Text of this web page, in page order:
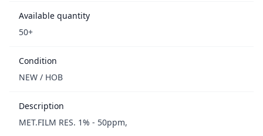
Available quantity
50+
Condition
NEW / НОВ
Description
MET.FILM RES. 1% - 50ppm,